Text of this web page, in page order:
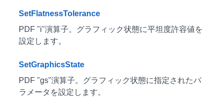
SetFlatnessTolerance
PDF "i"演算子。グラフィック状態に平坦度許容値を
設定します。
SetGraphicsState
PDF "gs"演算子。グラフィック状態に指定されたパ
ラメータを設定します。